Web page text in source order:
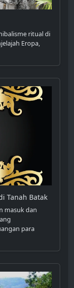
ritual di
Eropa,
Tanah Batak
masuk dan
para